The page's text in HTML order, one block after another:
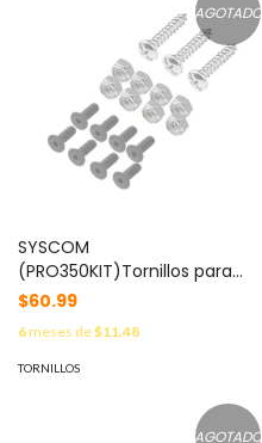
AGOTADO
SYSCOM
(PRO350KIT)Tornillos para
Chapa YM180S. YM-180KIT
$60.99
6meses de$11.48
TORNILLOS
AGOTADO